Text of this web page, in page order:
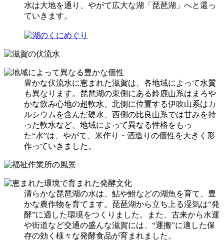
水は大地を通り、やがて広大な湖「琵琶湖」へと還っ
ていきます。
豊かな伏流水に恵まれた滋賀は、各地域によって水質
も異なります。琵琶湖の東側にある鈴鹿山系はまろや
かな飲み心地の超軟水、北側に位置する伊吹山系はカ
ルシウムを含んだ硬水、西側の比良山系では甘みを持
った軟水など、地域によって異なる性格をもっ
た“水”は、やがて、米作り・酒造りの個性を大きく形
作っていきました。
清らかな琵琶湖の水は、鮎や鮒などの湖魚を育て、豊
かな農作物を育てます。琵琶湖から立ち上る湿気は“発
酵”に適した環境をつくりました。また、古来から水運
や街道など交通の盛んな滋賀には、“運搬”に適した保
存の効く様々な発酵食品が育まれました。